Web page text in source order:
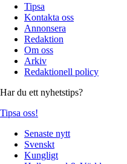
Tipsa
Kontakta oss
Annonsera
Redaktion
Om oss
Arkiv
Redaktionell policy
Har du ett nyhetstips?
Tipsa oss!
Senaste nytt
Svenskt
Kungligt